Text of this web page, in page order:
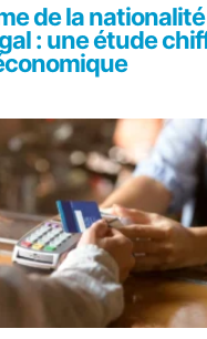
de la
: une étude